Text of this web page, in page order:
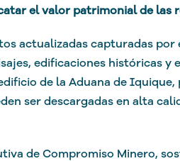
el valor patrimonial de las
actualizadas capturadas
edificaciones históricas y
de la Aduana de
ser descargadas en alta
de Compromiso Minero,